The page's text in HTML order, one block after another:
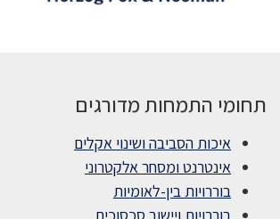
תחומי התמחות מדורגים
איכות הסביבה ושינוי אקלים
אינטרנט ומסחר אלקטרוני
בוררויות בין-לאומיות
בוררויות ויישוב סכסוכים